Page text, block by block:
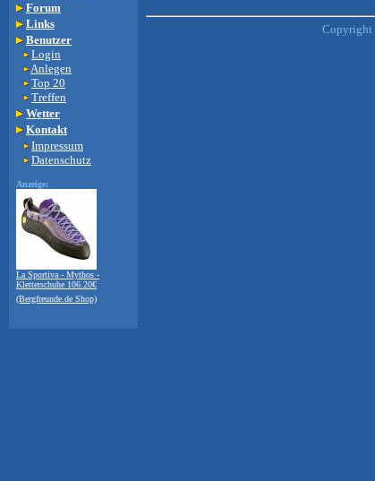
Forum
Links
Benutzer
Login
Anlegen
Top 20
Treffen
Wetter
Kontakt
Impressum
Datenschutz
Anzeige:
La Sportiva - Mythos -
Kletterschuhe 106.20€
(Bergfreunde.de Shop)
Copyright